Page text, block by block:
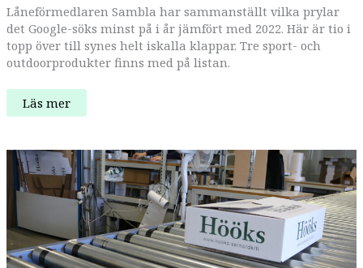
Låneförmedlaren Sambla har sammanställt vilka prylar
det Google-söks minst på i år jämfört med 2022. Här är tio i
topp över till synes helt iskalla klappar. Tre sport- och
outdoorprodukter finns med på listan.
Årets
mest
tre
sportprodukter
på
listan
Läs mer